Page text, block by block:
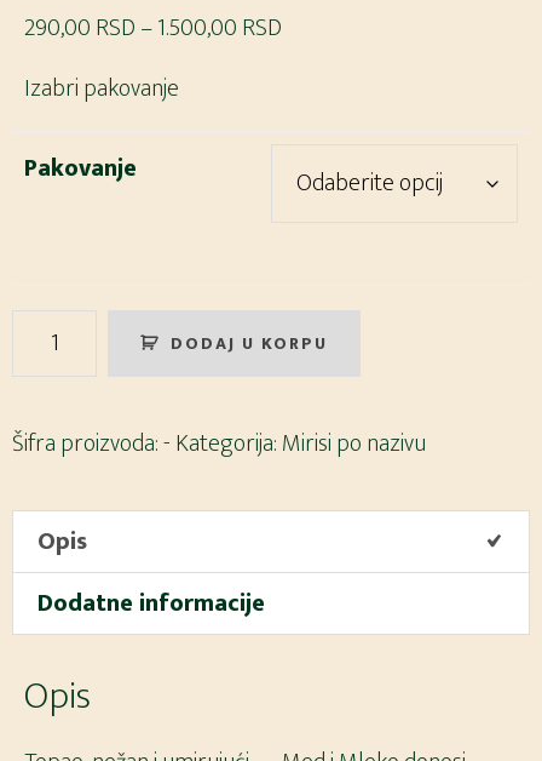
290,00RSD–1.500,00RSD
290,00 RSD
do
Izabri pakovanje
Pakovanje
Med
Miris
sveće
količina
DODAJ U KORPU
Šifra proizvoda:-Kategorija:Mirisi po nazivu
Opis
Dodatne informacije
Opis